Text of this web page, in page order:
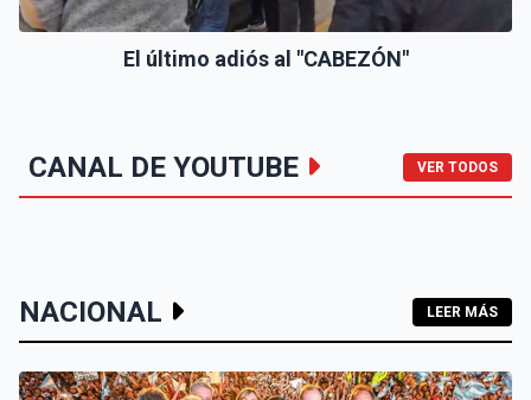
El último adiós al "CABEZÓN"
CANAL DE YOUTUBE VER TODOS
NACIONAL LEER MÁS